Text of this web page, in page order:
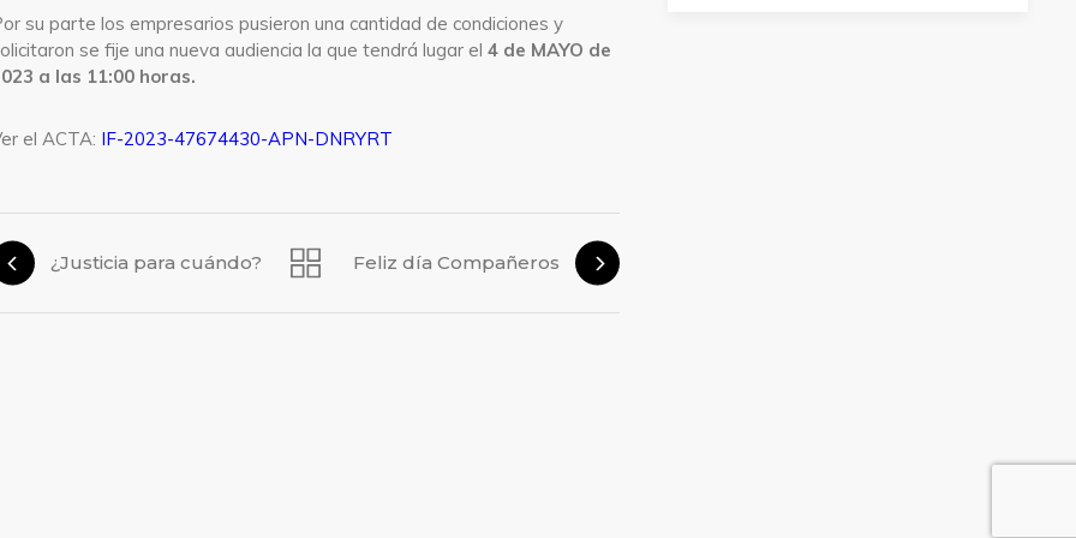
su parte los empresarios pusieron una cantidad de condiciones y
se fije una nueva audiencia la que tendrá lugar el 4 de MAYO de
a las 11:00 horas.
el ACTA: IF-2023-47674430-APN-DNRYRT
¿Justicia para cuándo? Feliz día Compañeros